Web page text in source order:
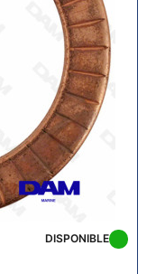
DISPONIBLE